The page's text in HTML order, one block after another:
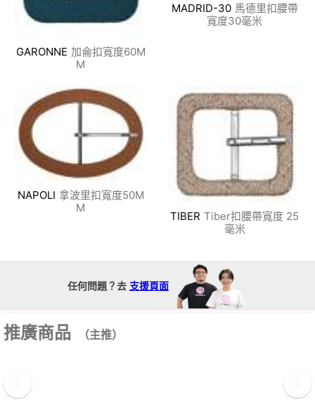
GARONNE 加侖扣寬度60M
M
MADRID-30 馬德里扣腰帶
寬度30毫米
NAPOLI 拿波里扣寬度50M
M
TIBER Tiber扣腰帶寬度 25
毫米
任何問題？去 支援頁面
推廣商品 （主推）